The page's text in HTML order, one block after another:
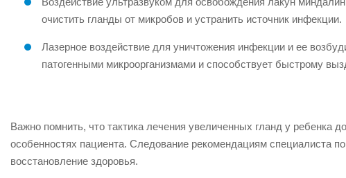
очистить гланды от микробов и устранить источник инфекции.
Лазерное воздействие для уничтожения инфекции и ее
патогенными микроорганизмами и способствует быстрому
Важно помнить, что тактика лечения увеличенных гланд у
особенностях пациента. Следование рекомендациям специалиста
восстановление здоровья.